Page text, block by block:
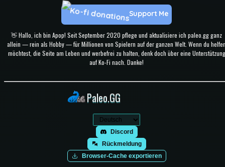
👋 Hallo, ich bin Apop! Seit September 2020 pflege und aktualisiere ich paleo.gg ganz
allein — rein als Hobby — für Millionen von Spielern auf der ganzen Welt. Wenn du
möchtest, die Seite am Leben und werbefrei zu halten, denk doch über eine Unterstützung
auf Ko-Fi nach. Danke!
Support Me
Paleo.GG
Discord
Rückmeldung
Browser-Cache exportieren